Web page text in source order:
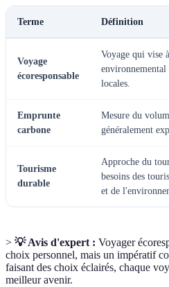
Terme Définition
Voyage
écoresponsable
Voyage qui vise
environnemental
locales.
Emprunte
carbone
Mesure du
généralement
Tourisme
durable
Approche du
besoins des
et de
> 💡 Avis d'expert : Voyager
choix personnel, mais un impératif
faisant des choix éclairés, chaque
meilleur avenir.